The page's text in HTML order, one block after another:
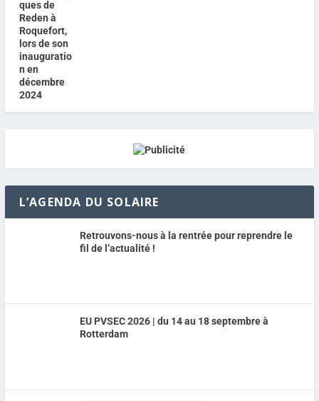
L’AGENDA DU SOLAIRE
Retrouvons-nous à la rentrée pour reprendre le
fil de l’actualité !
EU PVSEC 2026 | du 14 au 18 septembre à
Rotterdam